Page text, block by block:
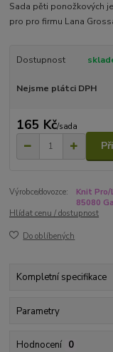
Sada pěti ponožkových
pro pro firmu Lana
Dostupnost
Nejsme plátci DPH
165 Kč/sada
Výrobce/dovozce:
Knit Pro/
85080
Hlídat cenu / dostupnost
Do oblíbených
Kompletní specifikace
Parametry
Hodnocení 0